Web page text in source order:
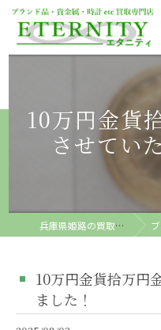
10万円金貨
させてい
兵庫県姫路の買取ならETERNITY ブログ
10万円金貨拾万円
ました！